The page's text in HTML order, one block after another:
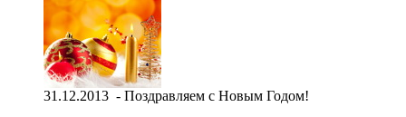
31.12.2013 - Поздравляем с Новым Годом!